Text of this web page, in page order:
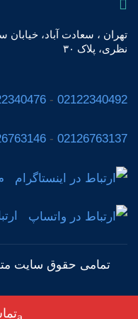
تهران ، سعادت آباد،
نظری، پلاک ٣٠
02122340492
-
02126763137
-
تمامی حقوق سایت